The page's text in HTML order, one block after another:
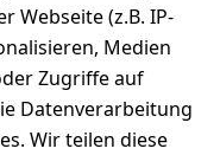
Webseite (z.B. IP-
Medien
Zugriffe auf
Datenverarbeitung
Wir teilen diese